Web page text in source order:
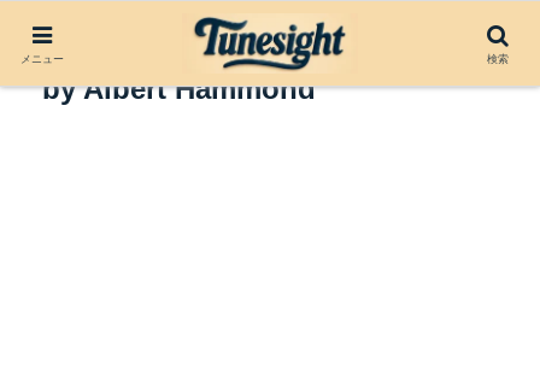
アルバムレビュー：In Symphony
by Albert Hammond
メニュー 検索